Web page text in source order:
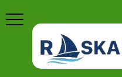
Meny